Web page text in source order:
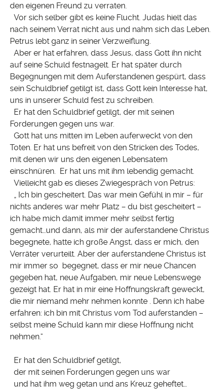
den eigenen Freund zu verraten.
Vor sich selber gibt es keine Flucht. Judas hielt das
nach seinem Verrat nicht aus und nahm sich das Leben.
Petrus lebt ganz in seiner Verzweiflung.
Aber er hat erfahren, dass Jesus, dass Gott ihn nicht
auf seine Schuld festnagelt. Er hat später durch
Begegnungen mit dem Auferstandenen gespürt, dass
sein Schuldbrief getilgt ist, dass Gott kein Interesse hat,
uns in unserer Schuld fest zu schreiben.
Er hat den Schuldbrief getilgt, der mit seinen
Forderungen gegen uns war.
Gott hat uns mitten im Leben auferweckt von den
Toten. Er hat uns befreit von den Stricken des Todes,
mit denen wir uns den eigenen Lebensatem
einschnüren. Er hat uns mit ihm lebendig gemacht.
Vielleicht gab es dieses Zwiegespräch von Petrus:
„ Ich bin gescheitert. Das war mein Gefühl in mir – für
nichts anderes war mehr Platz – du bist gescheitert –
ich habe mich damit immer mehr selbst fertig
gemacht…und dann, als mir der auferstandene Christus
begegnete, hatte ich große Angst, dass er mich, den
Verräter verurteilt. Aber der auferstandene Christus ist
mir immer so begegnet, dass er mir neue Chancen
gegeben hat, neue Aufgaben, mir neue Lebenswege
gezeigt hat. Er hat in mir eine Hoffnungskraft geweckt,
die mir niemand mehr nehmen konnte . Denn ich habe
erfahren: ich bin mit Christus vom Tod auferstanden –
selbst meine Schuld kann mir diese Hoffnung nicht
nehmen.“
Er hat den Schuldbrief getilgt,
der mit seinen Forderungen gegen uns war
und hat ihm weg getan und ans Kreuz geheftet…